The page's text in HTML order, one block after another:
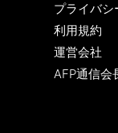
プライバシ
利用規約
運営会社
AFP通信会